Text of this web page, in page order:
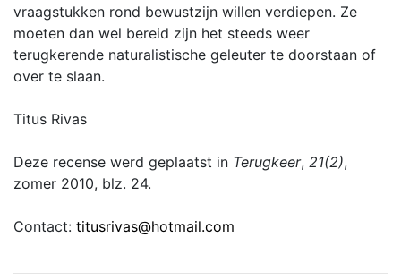
vraagstukken rond bewustzijn willen verdiepen. Ze
moeten dan wel bereid zijn het steeds weer
terugkerende naturalistische geleuter te doorstaan of
over te slaan.
Titus Rivas
Deze recense werd geplaatst in Terugkeer, 21(2),
zomer 2010, blz. 24.
Contact: titusrivas@hotmail.com